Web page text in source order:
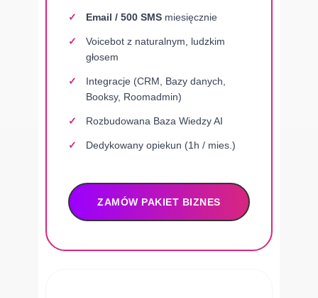
Email / 500 SMS miesięcznie
Voicebot z naturalnym, ludzkim
głosem
Integracje (CRM, Bazy danych,
Booksy, Roomadmin)
Rozbudowana Baza Wiedzy AI
Dedykowany opiekun (1h / mies.)
ZAMÓW PAKIET BIZNES